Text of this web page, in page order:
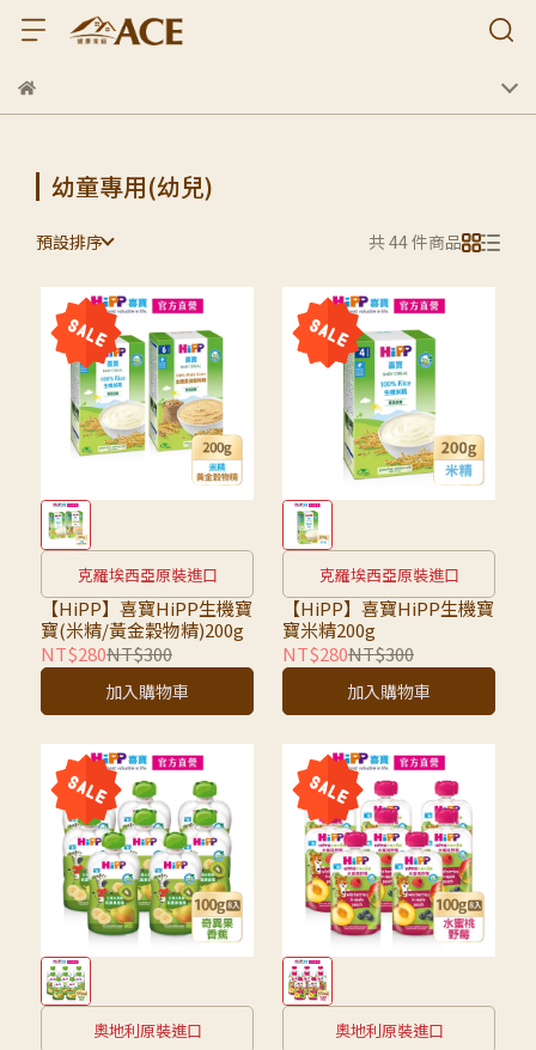
幼童專用(幼兒)
預設排序 共 44 件商品
克羅埃西亞原裝進口
【HiPP】喜寶HiPP生機寶
寶(米精/黃金穀物精)200g
NT$280NT$300
加入購物車
克羅埃西亞原裝進口
【HiPP】喜寶HiPP生機寶
寶米精200g
NT$280NT$300
加入購物車
奧地利原裝進口 奧地利原裝進口